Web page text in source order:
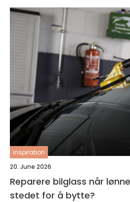
inspiration
20. June 2026
Reparere bilglass når lønner det seg å fikse i
stedet for å bytte?